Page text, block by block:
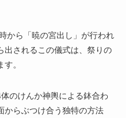
から「暁の宮出し」が行われ
出されるこの儀式は、祭りの
。
のけんか神輿による鉢合わ
からぶつけ合う独特の方法